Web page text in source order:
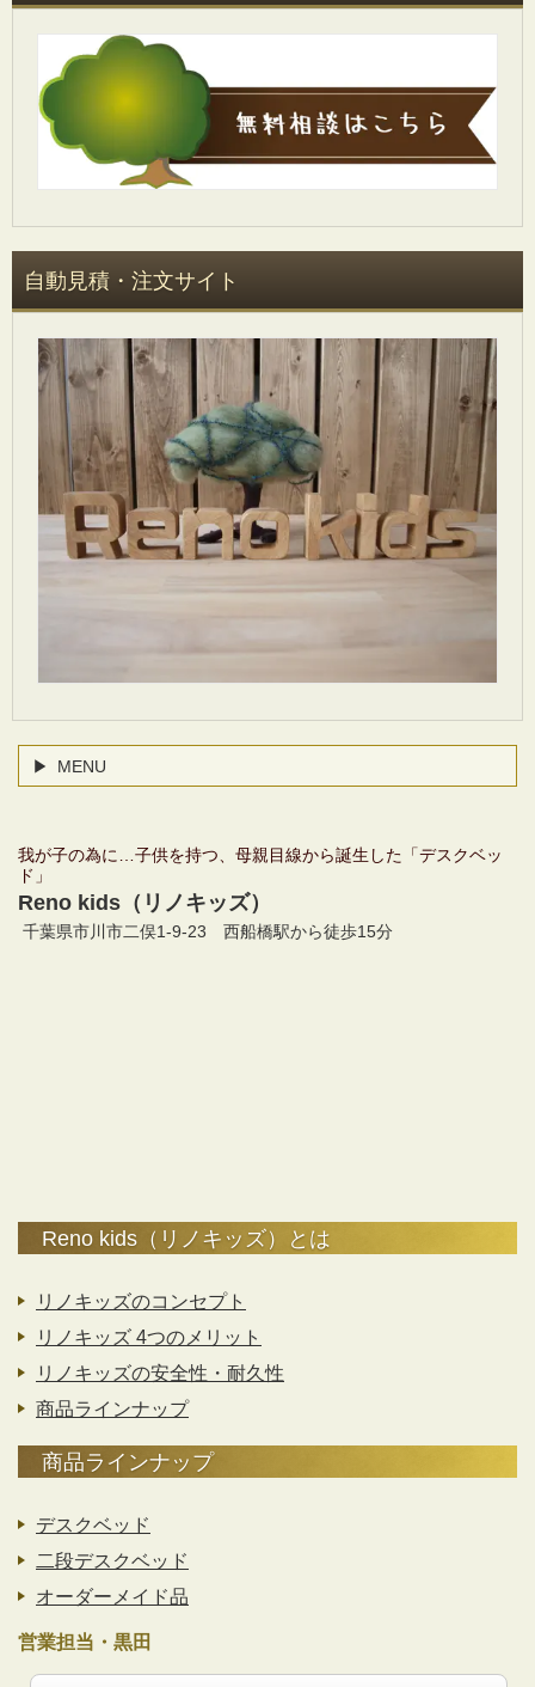
自動見積・注文サイト
MENU
我が子の為に…子供を持つ、母親目線から誕生した「デスクベッ
ド」
Reno kids （リノキッズ）
千葉県市川市二俣1-9-23 西船橋駅から徒歩15分
Reno kids（リノキッズ）とは
リノキッズのコンセプト
リノキッズ 4つのメリット
リノキッズの安全性・耐久性
商品ラインナップ
商品ラインナップ
デスクベッド
二段デスクベッド
オーダーメイド品
営業担当・黒田